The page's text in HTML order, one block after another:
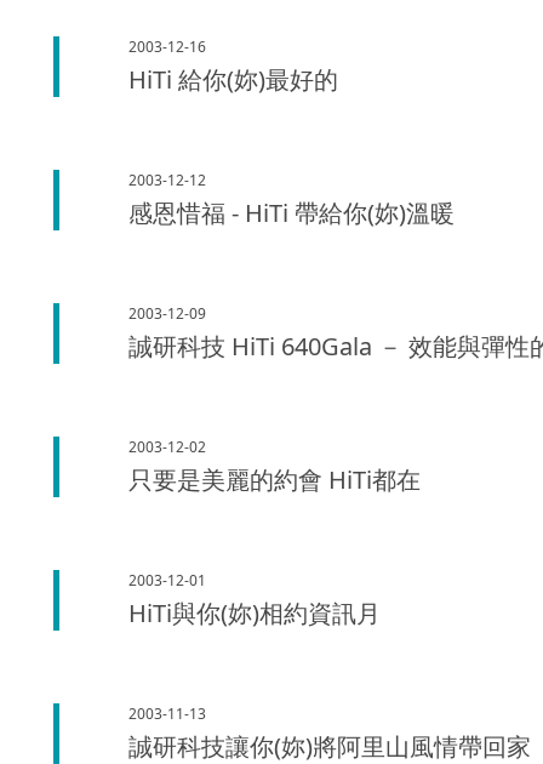
2003-12-16
HiTi 給你(妳)最好的
2003-12-12
感恩惜福 - HiTi 帶給你(妳)溫暖
2003-12-09
誠研科技 HiTi 640Gala － 效能與彈性
2003-12-02
只要是美麗的約會 HiTi都在
2003-12-01
HiTi與你(妳)相約資訊月
2003-11-13
誠研科技讓你(妳)將阿里山風情帶回家